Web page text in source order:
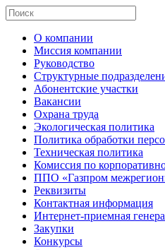
О компании
Миссия компании
Руководство
Структурные
Абонентские участки
Вакансии
Охрана труда
Экологическая политика
Политика обработки
Техническая политика
Комиссия по
ППО «Газпром
Реквизиты
Контактная информация
Интернет-приемная
Закупки
Конкурсы